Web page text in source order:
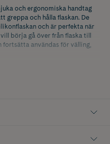
och ergonomiska handtag
greppa och hålla flaskan. De
och är perfekta när
börja gå över från flaska till
fortsätta användas för välling,